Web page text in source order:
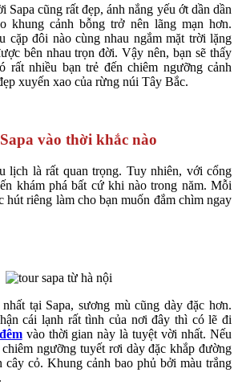
Sapa cũng rất đẹp, ánh nắng yếu ớt dần dần
khung cảnh bỗng trở nên lãng mạn hơn.
cặp đôi nào cùng nhau ngắm mặt trời lặng
bên nhau trọn đời. Vậy nên, bạn sẽ thấy
rất nhiều bạn trẻ đến chiêm ngưỡng cảnh
xuyến xao của rừng núi Tây Bắc.
vào thời khắc nào
lịch là rất quan trọng. Tuy nhiên, với cổng
khám phá bất cứ khi nào trong năm. Mỗi
hút riêng làm cho bạn muốn đắm chìm ngay
tại Sapa, sương mù cũng dày đặc hơn.
cái lạnh rất tình của nơi đây thì có lẽ đi
vào thời gian này là tuyệt vời nhất. Nếu
ngưỡng tuyết rơi dày đặc khắp đường
cây cỏ. Khung cảnh bao phủ bởi màu trắng